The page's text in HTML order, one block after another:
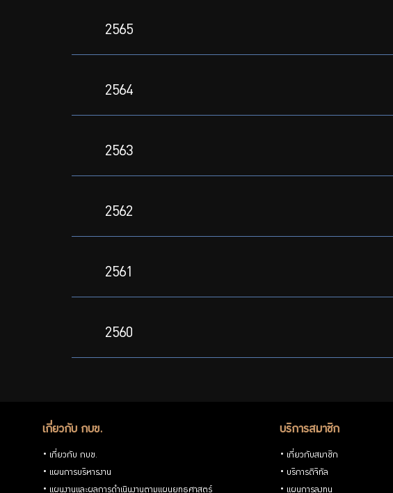
ITA
2565
2564
2563
2562
2561
2560
เกี่ยวกับ กบข.
เกี่ยวกับ กบข.
แผนการบริหารงาน
แผนงานและผลการดำเนินงานตามแผนยุทธศาสตร์
บริการสมาชิก
เกี่ยวกับสมาชิก
บริการดิจิทัล
แผนการลงทุน